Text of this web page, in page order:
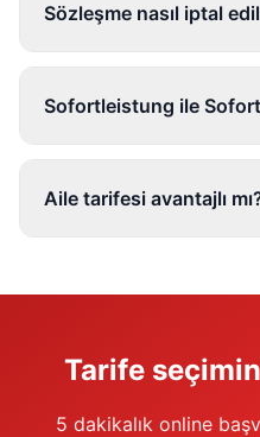
Sözleşme nasıl iptal
Sofortleistung ile
Aile tarifesi avantajlı
Tarife
5 dakikalık online